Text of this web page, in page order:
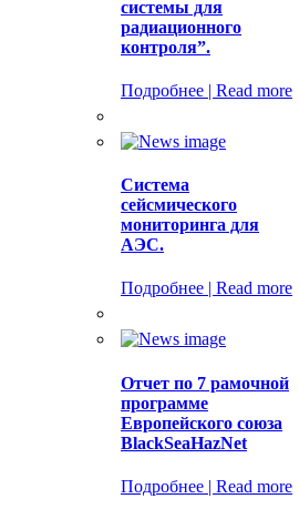
системы для
радиационного
контроля”.
Подробнее | Read more
Система
сейсмического
мониторинга для
АЭС.
Подробнее | Read more
Отчет по 7 рамочной
программе
Европейского союза
BlackSeaHazNet
Подробнее | Read more